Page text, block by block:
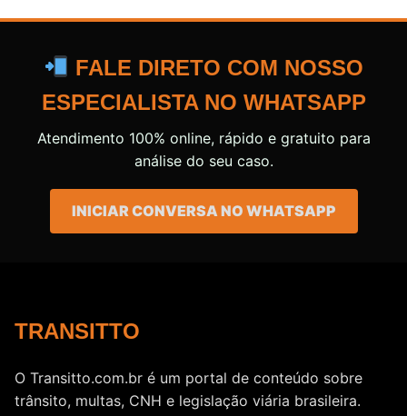
FALE DIRETO COM NOSSO
ESPECIALISTA NO WHATSAPP
Atendimento 100% online, rápido e gratuito para
análise do seu caso.
INICIAR CONVERSA NO WHATSAPP
TRANSITTO
O Transitto.com.br é um portal de conteúdo sobre
trânsito, multas, CNH e legislação viária brasileira.